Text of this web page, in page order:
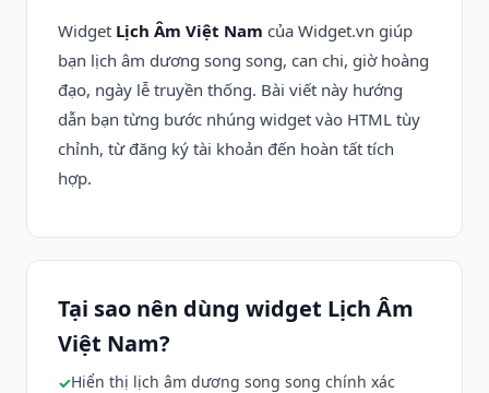
Widget Lịch Âm Việt Nam của Widget.vn giúp
bạn lịch âm dương song song, can chi, giờ hoàng
đạo, ngày lễ truyền thống. Bài viết này hướng
dẫn bạn từng bước nhúng widget vào HTML tùy
chỉnh, từ đăng ký tài khoản đến hoàn tất tích
hợp.
Tại sao nên dùng widget Lịch Âm
Việt Nam?
Hiển thị lịch âm dương song song chính xác